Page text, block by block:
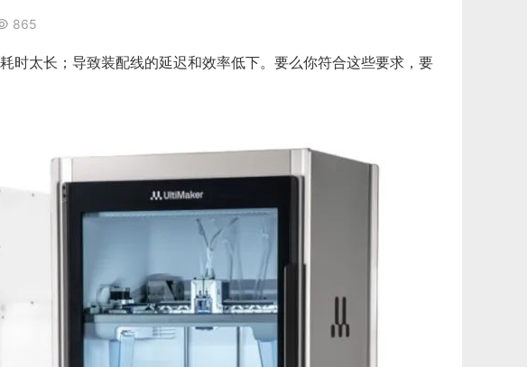
865
时太长；导致装配线的延迟和效率低下。要么你符合这些要求，要